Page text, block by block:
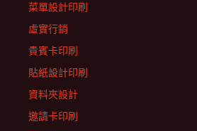
菜單設計印刷
虛實行銷
貴賓卡印刷
貼紙設計印刷
資料夾設計
邀請卡印刷